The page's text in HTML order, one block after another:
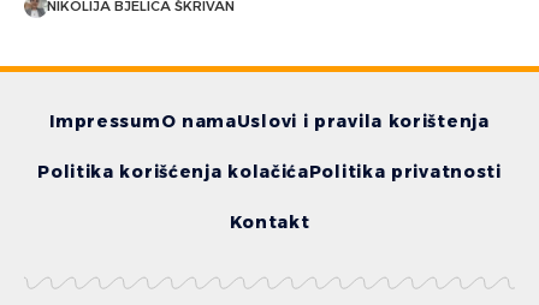
NIKOLIJA BJELICA ŠKRIVAN
ImpressumO namaUslovi i pravila korištenja
Politika korišćenja kolačićaPolitika privatnosti
Kontakt